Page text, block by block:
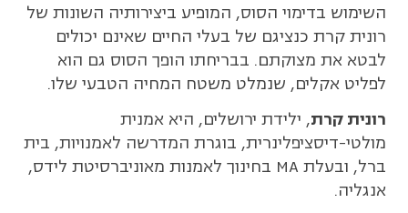
השימוש בדימוי הסוס, המופיע ביצירותיה השונות של
רונית קרת כנציגם של בעלי החיים שאינם יכולים
לבטא את מצוקתם. בבריחתו הופך הסוס גם הוא
לפליט אקלים, שנמלט משטח המחיה הטבעי שלו.
רונית קרת, ילידת ירושלים, היא אמנית
מולטי-דיסציפלינרית, בוגרת המדרשה לאמנויות, בית
ברל, ובעלת MA בחינוך לאמנות מאוניברסיטת לידס,
אנגליה.